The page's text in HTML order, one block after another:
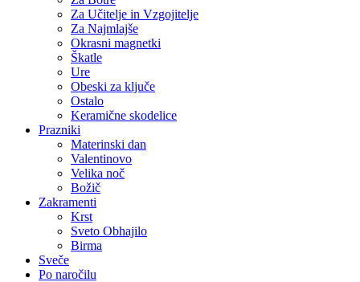
Za Učitelje in Vzgojitelje
Za Najmlajše
Okrasni magnetki
Škatle
Ure
Obeski za ključe
Ostalo
Keramične skodelice
Prazniki
Materinski dan
Valentinovo
Velika noč
Božič
Zakramenti
Krst
Sveto Obhajilo
Birma
Sveče
Po naročilu